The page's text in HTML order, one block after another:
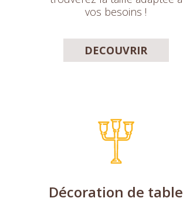
vos besoins !
DECOUVRIR
Décoration de table